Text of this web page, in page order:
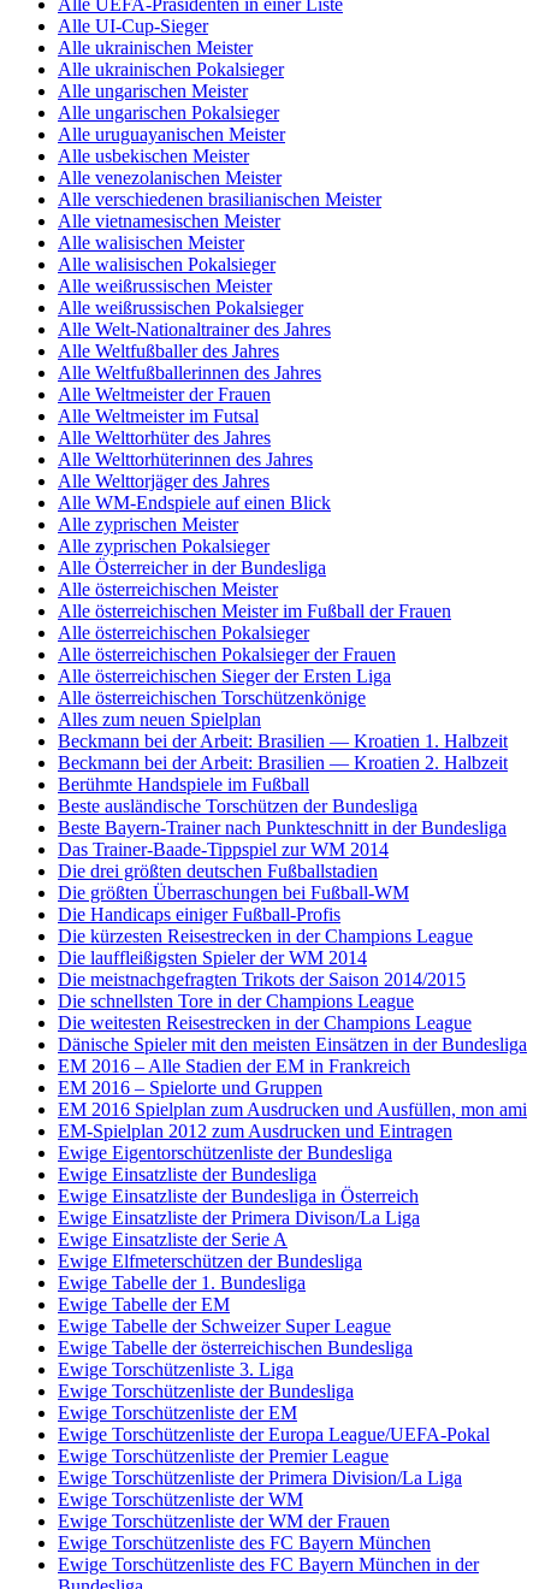
Alle UI-Cup-Sieger
Alle ukrainischen Meister
Alle ukrainischen Pokalsieger
Alle ungarischen Meister
Alle ungarischen Pokalsieger
Alle uruguayanischen Meister
Alle usbekischen Meister
Alle venezolanischen Meister
Alle verschiedenen brasilianischen Meister
Alle vietnamesischen Meister
Alle walisischen Meister
Alle walisischen Pokalsieger
Alle weißrussischen Meister
Alle weißrussischen Pokalsieger
Alle Welt-Nationaltrainer des Jahres
Alle Weltfußballer des Jahres
Alle Weltfußballerinnen des Jahres
Alle Weltmeister der Frauen
Alle Weltmeister im Futsal
Alle Welttorhüter des Jahres
Alle Welttorhüterinnen des Jahres
Alle Welttorjäger des Jahres
Alle WM-Endspiele auf einen Blick
Alle zyprischen Meister
Alle zyprischen Pokalsieger
Alle Österreicher in der Bundesliga
Alle österreichischen Meister
Alle österreichischen Meister im Fußball der Frauen
Alle österreichischen Pokalsieger
Alle österreichischen Pokalsieger der Frauen
Alle österreichischen Sieger der Ersten Liga
Alle österreichischen Torschützenkönige
Alles zum neuen Spielplan
Beckmann bei der Arbeit: Brasilien — Kroatien 1. Halbzeit
Beckmann bei der Arbeit: Brasilien — Kroatien 2. Halbzeit
Berühmte Handspiele im Fußball
Beste ausländische Torschützen der Bundesliga
Beste Bayern-Trainer nach Punkteschnitt in der Bundesliga
Das Trainer-Baade-Tippspiel zur WM 2014
Die drei größten deutschen Fußballstadien
Die größten Überraschungen bei Fußball-WM
Die Handicaps einiger Fußball-Profis
Die kürzesten Reisestrecken in der Champions League
Die lauffleißigsten Spieler der WM 2014
Die meistnachgefragten Trikots der Saison 2014/2015
Die schnellsten Tore in der Champions League
Die weitesten Reisestrecken in der Champions League
Dänische Spieler mit den meisten Einsätzen in der Bundesliga
EM 2016 – Alle Stadien der EM in Frankreich
EM 2016 – Spielorte und Gruppen
EM 2016 Spielplan zum Ausdrucken und Ausfüllen, mon ami
EM-Spielplan 2012 zum Ausdrucken und Eintragen
Ewige Eigentorschützenliste der Bundesliga
Ewige Einsatzliste der Bundesliga
Ewige Einsatzliste der Bundesliga in Österreich
Ewige Einsatzliste der Primera Divison/La Liga
Ewige Einsatzliste der Serie A
Ewige Elfmeterschützen der Bundesliga
Ewige Tabelle der 1. Bundesliga
Ewige Tabelle der EM
Ewige Tabelle der Schweizer Super League
Ewige Tabelle der österreichischen Bundesliga
Ewige Torschützenliste 3. Liga
Ewige Torschützenliste der Bundesliga
Ewige Torschützenliste der EM
Ewige Torschützenliste der Europa League/UEFA-Pokal
Ewige Torschützenliste der Premier League
Ewige Torschützenliste der Primera Division/La Liga
Ewige Torschützenliste der WM
Ewige Torschützenliste der WM der Frauen
Ewige Torschützenliste des FC Bayern München
Ewige Torschützenliste des FC Bayern München in der